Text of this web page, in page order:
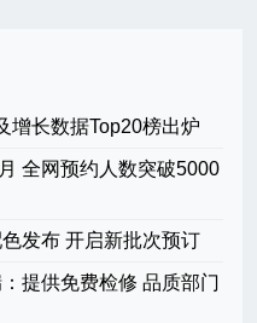
增长数据Top20榜出炉
全网预约人数突破5000
发布 开启新批次预订
提供免费检修 品质部门